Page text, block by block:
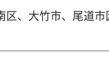
区、大竹市、尾道